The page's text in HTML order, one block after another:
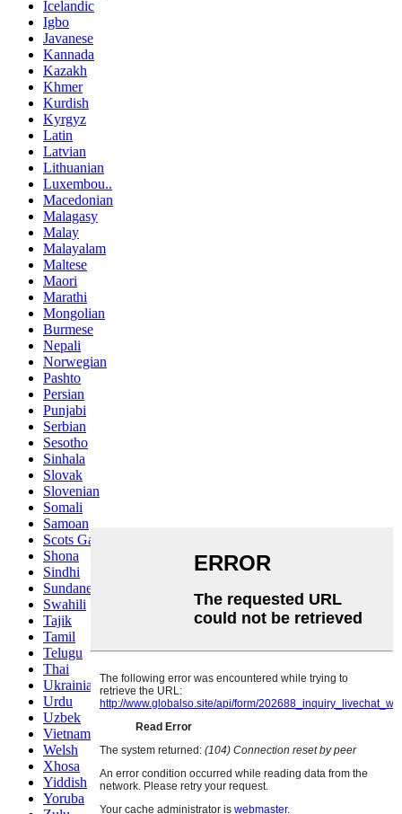
Icelandic
Igbo
Javanese
Kannada
Kazakh
Khmer
Kurdish
Kyrgyz
Latin
Latvian
Lithuanian
Luxembou..
Macedonian
Malagasy
Malay
Malayalam
Maltese
Maori
Marathi
Mongolian
Burmese
Nepali
Norwegian
Pashto
Persian
Punjabi
Serbian
Sesotho
Sinhala
Slovak
Slovenian
Somali
Samoan
Scots Gaelic
Shona
Sindhi
Sundanese
Swahili
Tajik
Tamil
Telugu
Thai
Ukrainian
Urdu
Uzbek
Vietnamese
Welsh
Xhosa
Yiddish
Yoruba